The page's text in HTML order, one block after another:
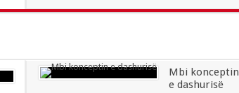
Mbi konceptin
e dashurisë